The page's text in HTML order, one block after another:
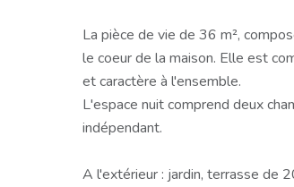
La pièce de vie de 36 m²,
le coeur de la maison. Elle est
et caractère à l'ensemble.
L'espace nuit comprend deux
indépendant.
A l'extérieur : jardin, terrasse de